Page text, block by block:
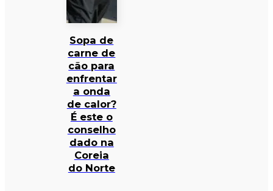
Sopa de
carne de
cão para
enfrentar
a onda
de calor?
É este o
conselho
dado na
Coreia
do Norte